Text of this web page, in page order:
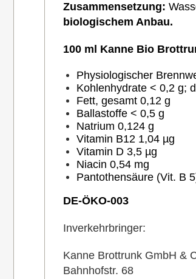
Zusammensetzung:
biologischem Anbau.
100 ml Kanne Bio
Physiologischer
Kohlenhydrate < 0,2 g;
Fett, gesamt 0,12 g
Ballastoffe < 0,5 g
Natrium 0,124 g
Vitamin B12 1,04 µg
Vitamin D 3,5 µg
Niacin 0,54 mg
Pantothensäure (Vit. B
DE-ÖKO-003
Inverkehrbringer:
Kanne Brottrunk GmbH &
Bahnhofstr. 68